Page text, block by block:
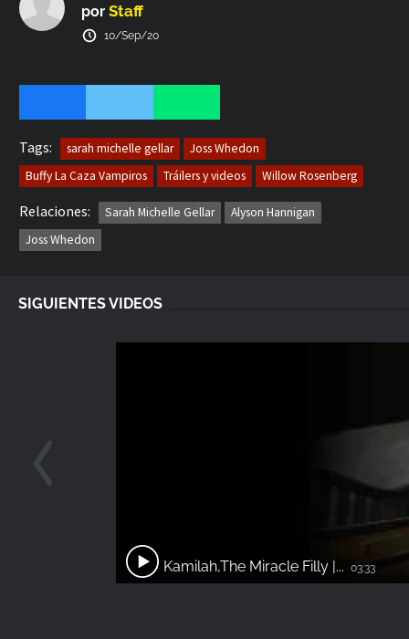
por Staff
10/Sep/20
Tags: sarah michelle gellar
Joss Whedon
Buffy La Caza Vampiros
Tráilers y videos Willow Rosenberg
Relaciones: Sarah Michelle Gellar
Alyson Hannigan
Joss Whedon
SIGUIENTES VIDEOS
Kamilah,The Miracle Filly |... 03:33